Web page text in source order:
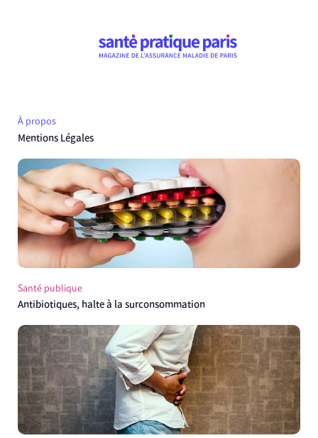
À propos
Mentions Légales
Santé publique
Antibiotiques, halte à la surconsommation